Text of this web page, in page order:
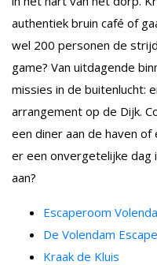
authentiek bruin café of
wel 200 personen de
game? Van uitdagende
missies in de buitenlucht:
arrangement op de Dijk.
een diner aan de haven
er een onvergetelijke dag
aan?
Escaperoom
De Volendam Escape
Kraak de Kluis